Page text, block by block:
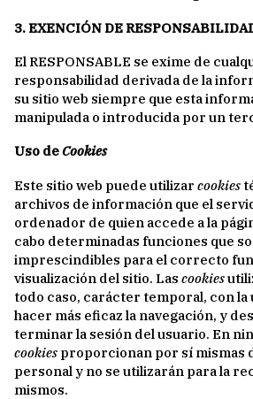
3. EXENCIÓN DE
El RESPONSABLE se exime de
responsabilidad derivada de la
su sitio web siempre que esta
manipulada o introducida por un
Uso deCookies
Este sitio web puede utilizar cookies
archivos de información que el
ordenador de quien accede a la
cabo determinadas funciones que
imprescindibles para el correcto
visualización del sitio. Las cookies
todo caso, carácter temporal, con la
hacer más eficaz la navegación, y
terminar la sesión del usuario. En
cookies proporcionan por sí mismas
personal y no se utilizarán para la
mismos.